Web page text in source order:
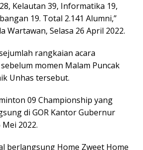
Kelautan 39, Informatika 19,
19. Total 2.141 Alumni,”
Wartawan, Selasa 26 April 2022.
rangkaian acara
momen Malam Puncak
Unhas tersebut.
09 Championship yang
di GOR Kantor Gubernur
2022.
berlangsung Home Zweet Home